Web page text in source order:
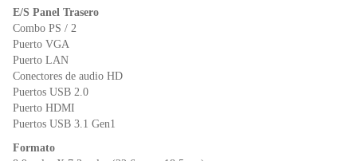
E/S Panel Trasero
Combo PS / 2
Puerto VGA
Puerto LAN
Conectores de audio HD
Puertos USB 2.0
Puerto HDMI
Puertos USB 3.1 Gen1
Formato